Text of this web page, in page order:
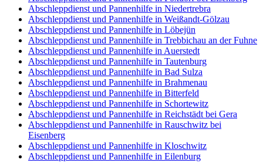
Abschleppdienst und Pannenhilfe in Niedertrebra
Abschleppdienst und Pannenhilfe in Weißandt-Gölzau
Abschleppdienst und Pannenhilfe in Löbejün
Abschleppdienst und Pannenhilfe in Trebbichau an der Fuhne
Abschleppdienst und Pannenhilfe in Auerstedt
Abschleppdienst und Pannenhilfe in Tautenburg
Abschleppdienst und Pannenhilfe in Bad Sulza
Abschleppdienst und Pannenhilfe in Brahmenau
Abschleppdienst und Pannenhilfe in Bitterfeld
Abschleppdienst und Pannenhilfe in Schortewitz
Abschleppdienst und Pannenhilfe in Reichstädt bei Gera
Abschleppdienst und Pannenhilfe in Rauschwitz bei
Eisenberg
Abschleppdienst und Pannenhilfe in Kloschwitz
Abschleppdienst und Pannenhilfe in Eilenburg